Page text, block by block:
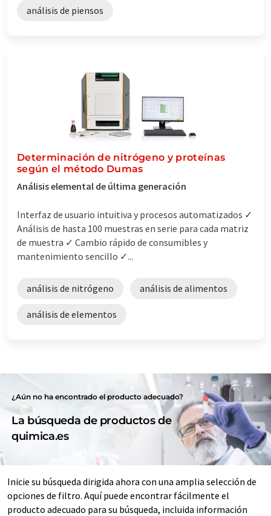
análisis de piensos
Determinación de nitrógeno y proteínas
según el método Dumas
Análisis elemental de última generación
Interfaz de usuario intuitiva y procesos automatizados ✓
Análisis de hasta 100 muestras en serie para cada matriz
de muestra ✓ Cambio rápido de consumibles y
mantenimiento sencillo ✓...
análisis de nitrógeno análisis de alimentos
análisis de elementos
¿Aún no ha encontrado el producto adecuado?
La búsqueda de productos de
quimica.es
Inicie su búsqueda dirigida ahora con una amplia selección de
opciones de filtro. Aquí puede encontrar fácilmente el
producto adecuado para su búsqueda, incluida información